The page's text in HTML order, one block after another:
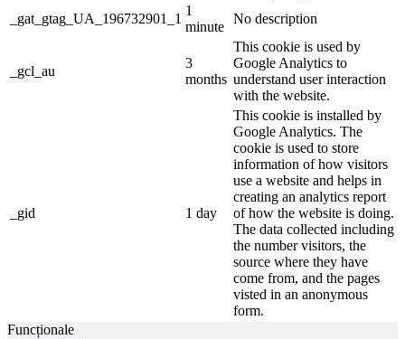
_gat_gtag_UA_196732901_1
1
minute
No description
_gcl_au
3
months
This cookie is used by
Google Analytics to
understand user interaction
with the website.
_gid 1 day
This cookie is installed by
Google Analytics. The
cookie is used to store
information of how visitors
use a website and helps in
creating an analytics report
of how the website is doing.
The data collected including
the number visitors, the
source where they have
come from, and the pages
visted in an anonymous
form.
Funcționale